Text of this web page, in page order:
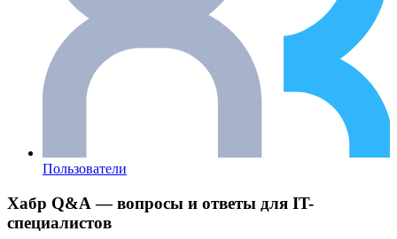
Пользователи
Хабр Q&A — вопросы и ответы для IT-
специалистов